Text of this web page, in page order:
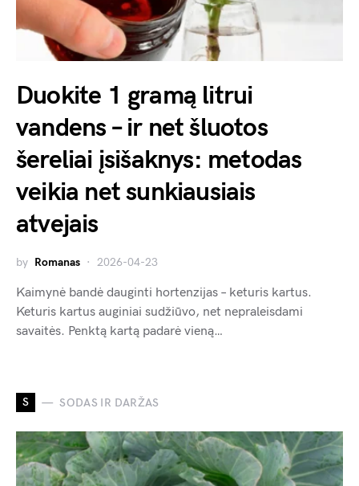
Duokite 1 gramą litrui
vandens – ir net šluotos
šereliai įsišaknys: metodas
veikia net sunkiausiais
atvejais
by Romanas 2026-04-23
Kaimynė bandė dauginti hortenzijas – keturis kartus.
Keturis kartus auginiai sudžiūvo, net nepraleisdami
savaitės. Penktą kartą padarė vieną…
S SODAS IR DARŽAS